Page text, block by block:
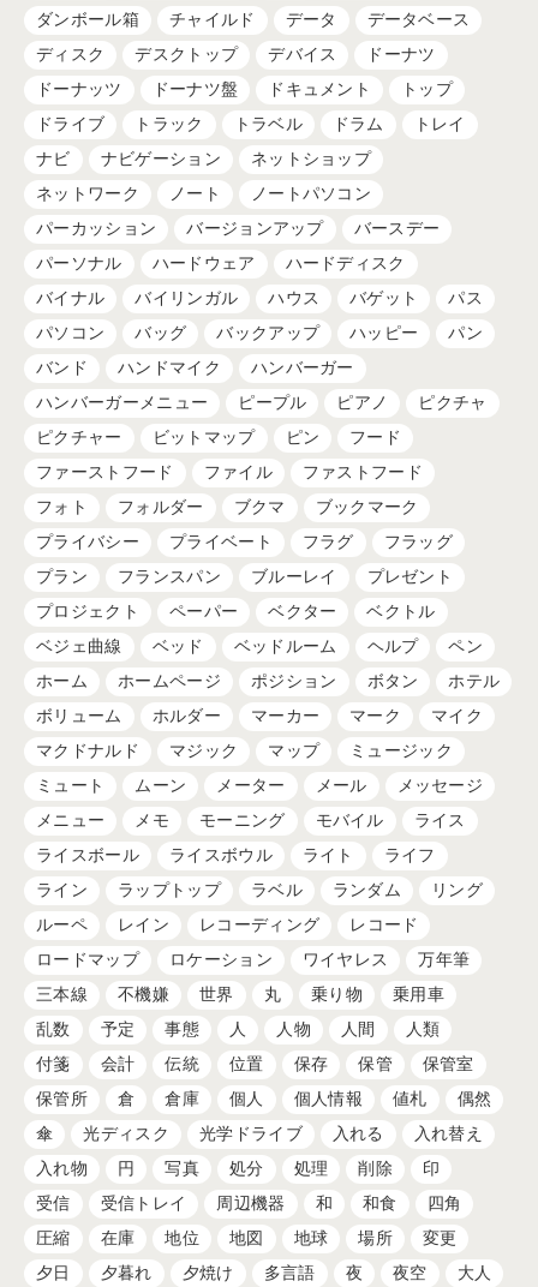
ダンボール箱
チャイルド データ
データベース
ディスク
デスクトップ デバイス
ドーナツ
ドーナッツ
ドーナツ盤 ドキュメント
トップ
ドライブ
トラック トラベル ドラム
トレイ
ナビ
ナビゲーション
ネットショップ
ネットワーク
ノート
ノートパソコン
パーカッション
バージョンアップ
バースデー
パーソナル
ハードウェア
ハードディスク
バイナル
バイリンガル ハウス バゲット
パス
パソコン
バッグ バックアップ ハッピー
パン
バンド
ハンドマイク
ハンバーガー
ハンバーガーメニュー
ピープル ピアノ
ピクチャ
ピクチャー
ビットマップ ピン
フード
ファーストフード
ファイル
ファストフード
フォト
フォルダー ブクマ
ブックマーク
プライバシー
プライベート フラグ
フラッグ
プラン
フランスパン ブルーレイ
プレゼント
プロジェクト
ペーパー ベクター
ベクトル
ベジェ曲線
ベッド ベッドルーム ヘルプ
ペン
ホーム
ホームページ ポジション ボタン
ホテル
ボリューム
ホルダー マーカー マーク
マイク
マクドナルド
マジック マップ
ミュージック
ミュート
ムーン メーター メール
メッセージ
メニュー
メモ モーニング モバイル
ライス
ライスボール
ライスボウル ライト
ライフ
ライン
ラップトップ ラベル ランダム
リング
ルーペ
レイン レコーディング
レコード
ロードマップ
ロケーション ワイヤレス
万年筆
三本線
不機嫌 世界 丸 乗り物
乗用車
乱数
予定 事態 人 人物 人間
人類
付箋
会計 伝統 位置 保存 保管
保管室
保管所
倉 倉庫 個人 個人情報 値札
偶然
傘
光ディスク 光学ドライブ 入れる
入れ替え
入れ物
円 写真 処分 処理 削除
印
受信
受信トレイ 周辺機器 和 和食
四角
圧縮
在庫 地位 地図 地球 場所
変更
夕日
夕暮れ 夕焼け 多言語 夜 夜空
大人